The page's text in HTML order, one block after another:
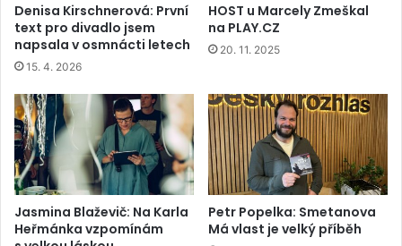
Denisa Kirschnerová: První
text pro divadlo jsem
napsala v osmnácti letech
15. 4. 2026
HOST u Marcely Zmeškal
na PLAY.CZ
20. 11. 2025
Jasmina Blaževič: Na Karla
Heřmánka vzpomínám
Petr Popelka: Smetanova
Má vlast je velký příběh